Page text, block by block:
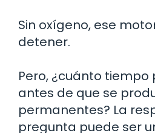
Sin oxígeno, ese
detener.
Pero, ¿cuánto
antes de que se
permanentes? La
pregunta puede ser